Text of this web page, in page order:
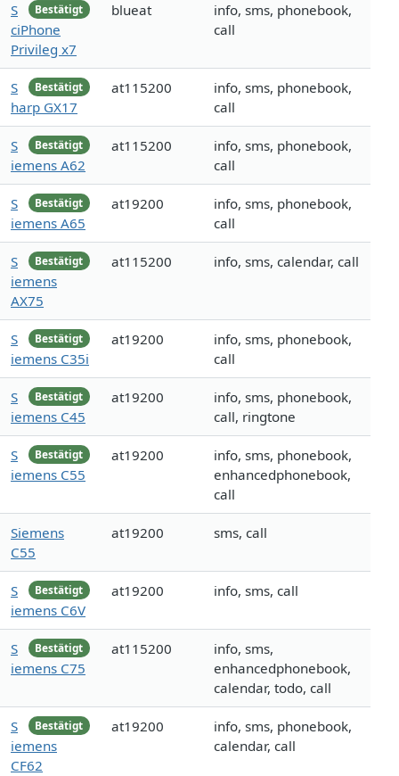
Bestätigt
S
ciPhone
Privileg x7
blueat
info, sms, phonebook,
call
Bestätigt
S
harp GX17
at115200
info, sms, phonebook,
call
Bestätigt
S
iemens A62
at115200
info, sms, phonebook,
call
Bestätigt
S
iemens A65
at19200
info, sms, phonebook,
call
Bestätigt
S
iemens
AX75
at115200 info, sms, calendar, call
Bestätigt
S
iemens C35i
at19200
info, sms, phonebook,
call
Bestätigt
S
iemens C45
at19200
info, sms, phonebook,
call, ringtone
Bestätigt
S
iemens C55
at19200
info, sms, phonebook,
enhancedphonebook,
call
Siemens
C55
at19200 sms, call
Bestätigt
S
iemens C6V
at19200 info, sms, call
Bestätigt
S
iemens C75
at115200
info, sms,
enhancedphonebook,
calendar, todo, call
Bestätigt
S
iemens
CF62
at19200
info, sms, phonebook,
calendar, call